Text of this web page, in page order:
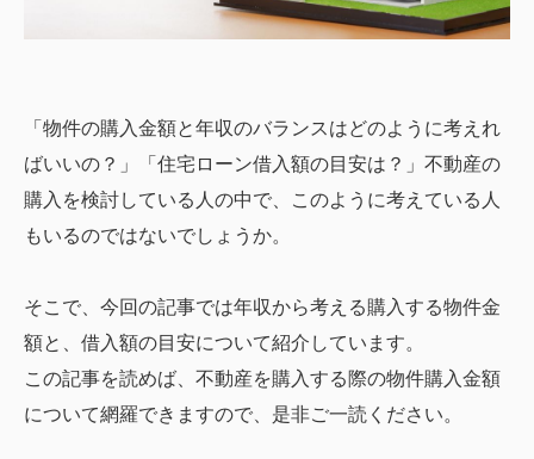
「物件の購入金額と年収のバランスはどのように考えれ
ばいいの？」「住宅ローン借入額の目安は？」不動産の
購入を検討している人の中で、このように考えている人
もいるのではないでしょうか。
そこで、今回の記事では年収から考える購入する物件金
額と、借入額の目安について紹介しています。
この記事を読めば、不動産を購入する際の物件購入金額
について網羅できますので、是非ご一読ください。